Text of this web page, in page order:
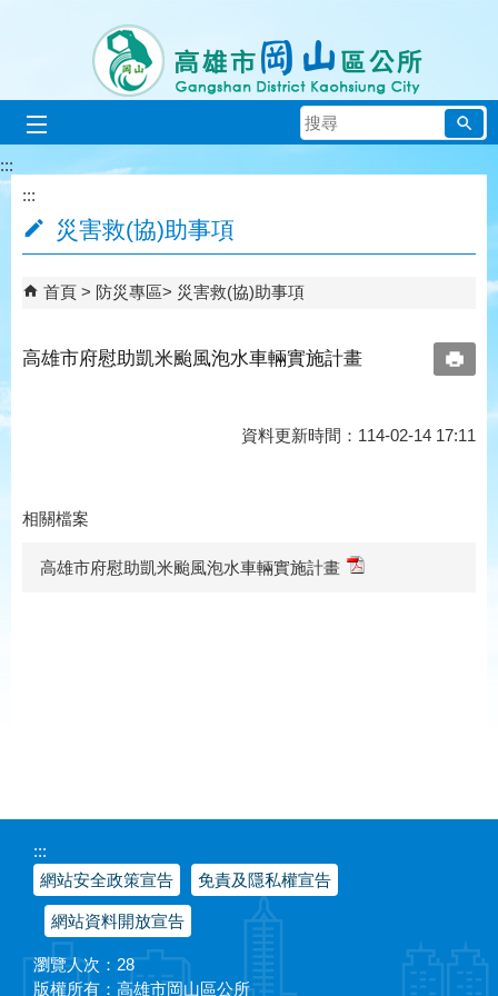
跳到主要內容區塊
搜
尋
:::
:::
災害救(協)助事項
首頁 防災專區 災害救(協)助事項
高雄市府慰助凱米颱風泡水車輛實施計畫
資料更新時間：114-02-14 17:11
相關檔案
高雄市府慰助凱米颱風泡水車輛實施計畫
:::
網站安全政策宣告
免責及隱私權宣告
網站資料開放宣告
瀏覽人次： 28
版權所有：高雄市岡山區公所